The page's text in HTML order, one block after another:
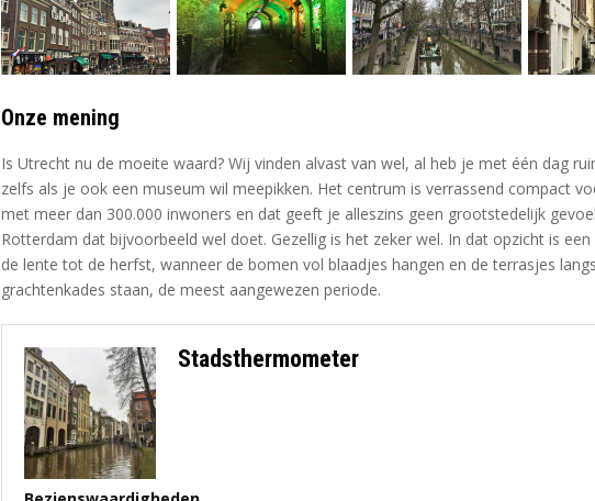
Onze mening
Is Utrecht nu de moeite waard? Wij vinden alvast van wel, al heb je met één dag
zelfs als je ook een museum wil meepikken. Het centrum is verrassend compact
met meer dan 300.000 inwoners en dat geeft je alleszins geen grootstedelijk
Rotterdam dat bijvoorbeeld wel doet. Gezellig is het zeker wel. In dat opzicht is
de lente tot de herfst, wanneer de bomen vol blaadjes hangen en de terrasjes
grachtenkades staan, de meest aangewezen periode.
Stadsthermometer